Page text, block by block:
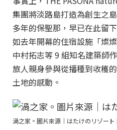
集團將淡路島打造為創生之
多年的保聖那，早已在此留
如去年開幕的住宿設施「燦
中村拓志等 9 組知名建築師
旅人親身參與從播種到收穫
土地的感動。
渦之家。圖片來源｜はたけのリゾート